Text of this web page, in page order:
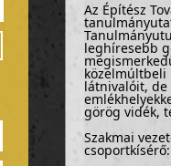
Az Építész
leghíresebb
közelmúltbeli
látnivalóit,
görög vidék,
Szakmai